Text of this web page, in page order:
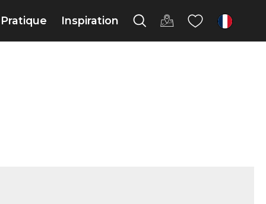
Pratique Inspiration fr